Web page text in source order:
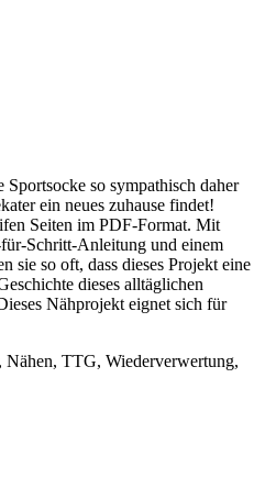
so sympathisch daher
ein neues zuhause findet!
Seiten im PDF-Format. Mit
Schritt-Anleitung und einem
sie so oft, dass dieses Projekt eine
dieses alltäglichen
Nähprojekt eignet sich für
TTG, Wiederverwertung,